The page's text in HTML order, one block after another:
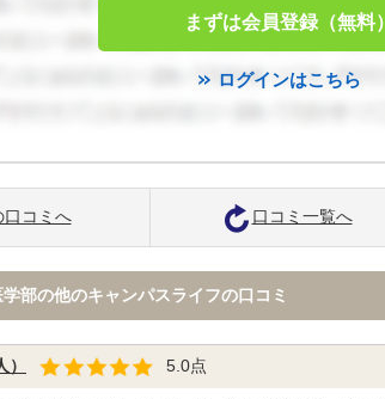
まずは会員登録（無料）
ログインはこちら
口コミへ 口コミ一覧へ
部の他のキャンパスライフの口コミ
5.0点